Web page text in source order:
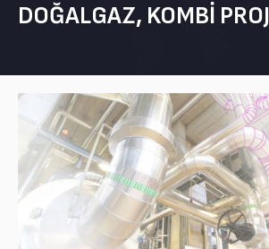
DOĞALGAZ, KOMBI